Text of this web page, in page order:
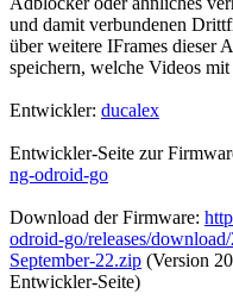
Entwickler: ducalex
Entwickler-Seite zur
ng-odroid-go
Download der Firmware:
odroid-go/releases/
September-22.zip (Version
Entwickler-Seite)